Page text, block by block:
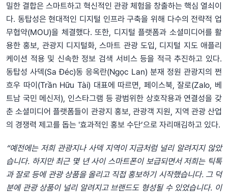
밀한 결합은 스마트하고 혁신적인 관광 체험을 창출하는 핵심 열쇠이
다. 동탑성은 현대적인 디지털 인프라 구축을 위해 다수의 전략적 업
무협약(MOU)을 체결했다. 또한, 디지털 플랫폼과 소셜미디어를 활
용한 홍보, 관광지 디지털화, 스마트 관광 도입, 디지털 지도 애플리
케이션 적용 및 신속한 정보 검색 서비스 등을 적극 추진하고 있다.
동탑성 사덱(Sa Đéc)동 응옥란(Ngọc Lan) 분재 정원 관광지의 쩐
흐우 따이(Trần Hữu Tài) 대표에 따르면, 페이스북, 잘로(Zalo, 베
트남 국민 메신저), 인스타그램 등 광범위한 상호작용과 연결성을 갖
춘 소셜미디어 플랫폼들이 관광지 홍보, 관광객 지원, 지역 관광 산업
의 경쟁력 제고를 돕는 '효과적인 홍보 수단’으로 자리매김하고 있다.
“예전에는 저희 관광지나 사덱 지역이 지금처럼 널리 알려지지 않았
습니다. 하지만 최근 몇 년 사이 스마트폰이 보급되면서 저희는 틱톡
과 잘로 등에 관광 상품을 올리고 직접 홍보하기 시작했습니다. 그 덕
분에 관광 상품이 널리 알려지고 브랜드도 형성될 수 있었습니다. 이